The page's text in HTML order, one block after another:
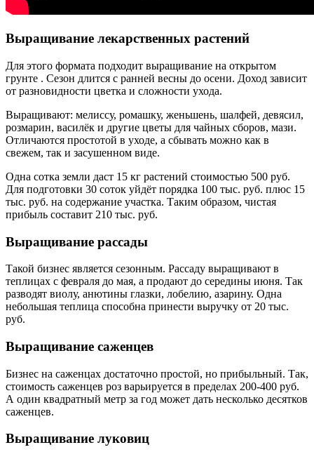
Выращивание лекарственных растений
Для этого формата подходит выращивание на открытом
грунте . Сезон длится с ранней весны до осени. Доход зависит
от разновидности цветка и сложности ухода.
Выращивают: мелиссу, ромашку, женьшень, шалфей, девясил,
розмарин, василёк и другие цветы для чайных сборов, мази.
Отличаются простотой в уходе, а сбывать можно как в
свежем, так и засушенном виде.
Одна сотка земли даст 15 кг растений стоимостью 500 руб.
Для подготовки 30 соток уйдёт порядка 100 тыс. руб. плюс 15
тыс. руб. на содержание участка. Таким образом, чистая
прибыль составит 210 тыс. руб.
Выращивание рассады
Такой бизнес является сезонным. Рассаду выращивают в
теплицах с февраля до мая, а продают до середины июня. Так
разводят виолу, анютины глазки, лобелию, азарину. Одна
небольшая теплица способна принести выручку от 20 тыс.
руб.
Выращивание саженцев
Бизнес на саженцах достаточно простой, но прибыльный. Так,
стоимость саженцев роз варьируется в пределах 200-400 руб.
А один квадратный метр за год может дать несколько десятков
саженцев.
Выращивание луковиц